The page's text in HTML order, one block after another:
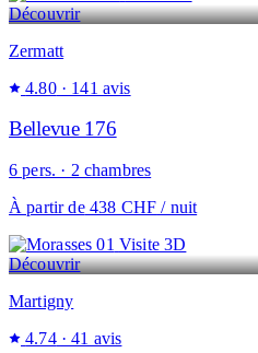
Découvrir
Zermatt
4.80 · 141 avis
Bellevue 176
6 pers. · 2 chambres
À partir de438 CHF / nuit
Visite 3D
Découvrir
Martigny
4.74 · 41 avis